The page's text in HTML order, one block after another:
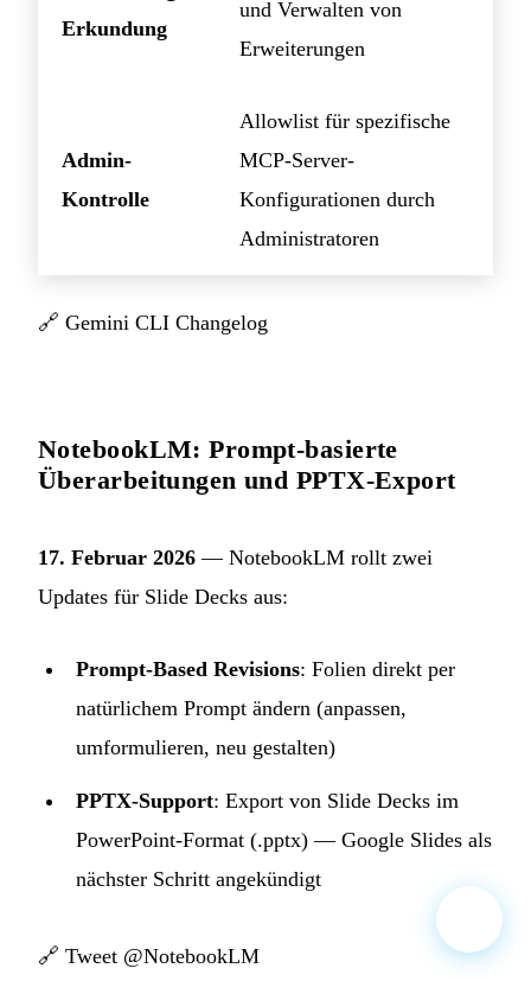
Erkundung
und Verwalten von
Erweiterungen
Admin-
Kontrolle
Allowlist für spezifische
MCP-Server-
Konfigurationen durch
Administratoren
🔗 Gemini CLI Changelog
NotebookLM: Prompt-basierte
Überarbeitungen und PPTX-Export
17. Februar 2026 — NotebookLM rollt zwei
Updates für Slide Decks aus:
Prompt-Based Revisions: Folien direkt per
natürlichem Prompt ändern (anpassen,
umformulieren, neu gestalten)
PPTX-Support: Export von Slide Decks im
PowerPoint-Format (.pptx) — Google Slides als
nächster Schritt angekündigt
🔗 Tweet @NotebookLM